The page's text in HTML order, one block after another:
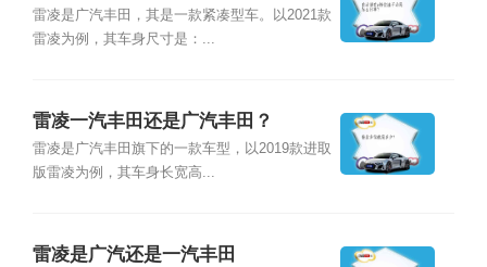
雷凌是广汽丰田，其是一款紧凑型车。以2021款
雷凌为例，其车身尺寸是：...
雷凌一汽丰田还是广汽丰田？
雷凌是广汽丰田旗下的一款车型，以2019款进取
版雷凌为例，其车身长宽高...
雷凌是广汽还是一汽丰田